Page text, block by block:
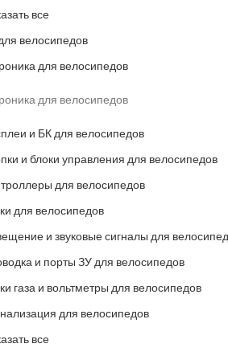
все
велосипедов
для велосипедов
для велосипедов
и БК для велосипедов
и блоки управления для велосипедов
для велосипедов
для велосипедов
и звуковые сигналы для
и порты ЗУ для велосипедов
газа и вольтметры для велосипедов
для велосипедов
все